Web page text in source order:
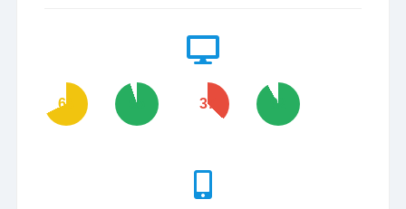
68 95 37 92